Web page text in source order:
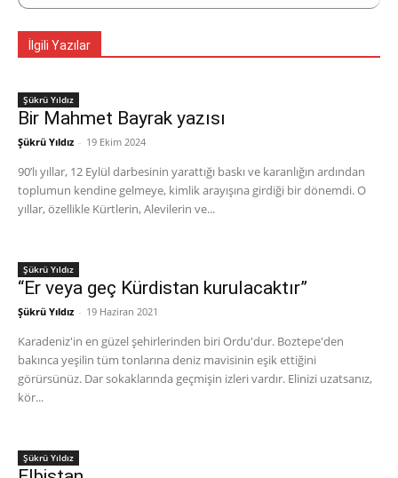
İlgili Yazılar
Şükrü Yıldız
Bir Mahmet Bayrak yazısı
Şükrü Yıldız - 19 Ekim 2024
90’lı yıllar, 12 Eylül darbesinin yarattığı baskı ve karanlığın ardından
toplumun kendine gelmeye, kimlik arayışına girdiği bir dönemdi. O
yıllar, özellikle Kürtlerin, Alevilerin ve...
Şükrü Yıldız
“Er veya geç Kürdistan kurulacaktır”
Şükrü Yıldız - 19 Haziran 2021
Karadeniz'in en güzel şehirlerinden biri Ordu'dur. Boztepe'den
bakınca yeşilin tüm tonlarına deniz mavisinin eşik ettiğini
görürsünüz. Dar sokaklarında geçmişin izleri vardır. Elinizi uzatsanız,
kör...
Şükrü Yıldız